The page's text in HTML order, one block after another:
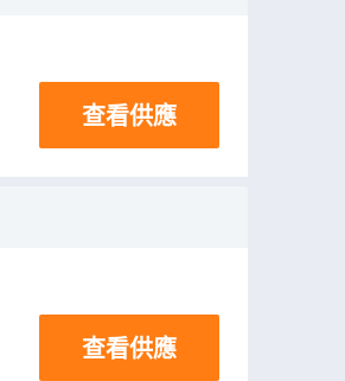
查看供應
查看供應